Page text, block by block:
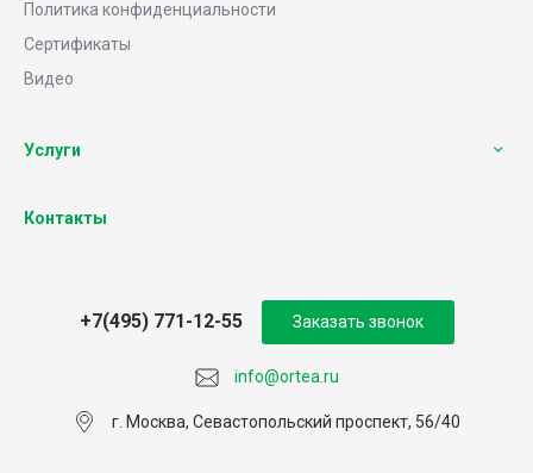
Политика конфиденциальности
Сертификаты
Видео
Услуги
Контакты
info@ortea.ru
+7(495) 771-12-55
г. Москва, Севастопольский проспект, 56/40
Заказать звонок